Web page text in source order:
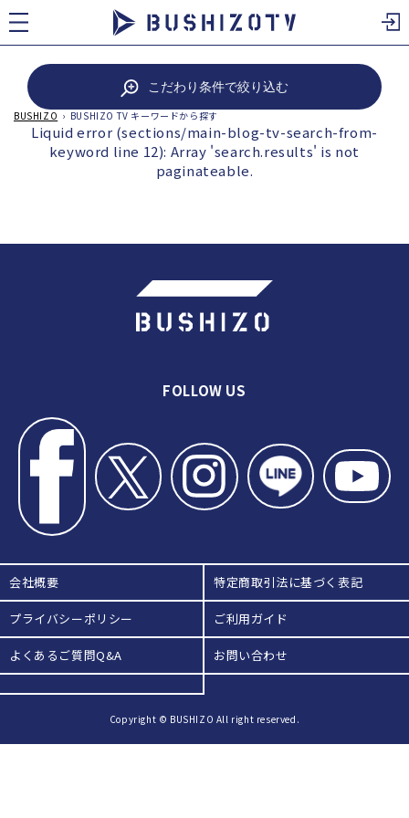
に
進
こだわり条件で絞り込む
BUSHIZO › BUSHIZO TV キーワードから探す
Liquid error (sections/main-blog-tv-search-from-
keyword line 12): Array 'search.results' is not
paginateable.
FOLLOW US
会社概要 特定商取引法に基づく表記
プライバシーポリシー ご利用ガイド
よくあるご質問Q&A お問い合わせ
Copyright © BUSHIZO All right reserved.